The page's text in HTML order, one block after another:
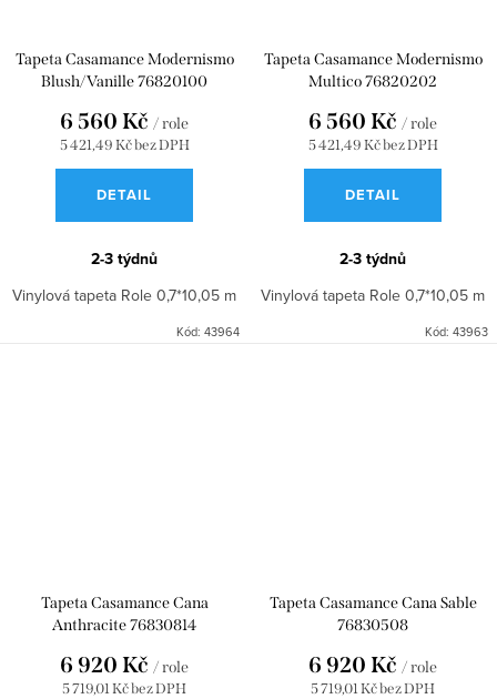
Tapeta Casamance Modernismo
Blush/Vanille 76820100
5 421,49 Kč bez DPH
6 560 Kč / role
DETAIL
2-3 týdnů
Vinylová tapeta Role 0,7*10,05 m
Kód: 43964
Tapeta Casamance Modernismo
Multico 76820202
5 421,49 Kč bez DPH
6 560 Kč / role
DETAIL
2-3 týdnů
Vinylová tapeta Role 0,7*10,05 m
Kód: 43963
Tapeta Casamance Cana
Anthracite 76830814
5 719,01 Kč bez DPH
6 920 Kč / role
Tapeta Casamance Cana Sable
76830508
5 719,01 Kč bez DPH
6 920 Kč / role